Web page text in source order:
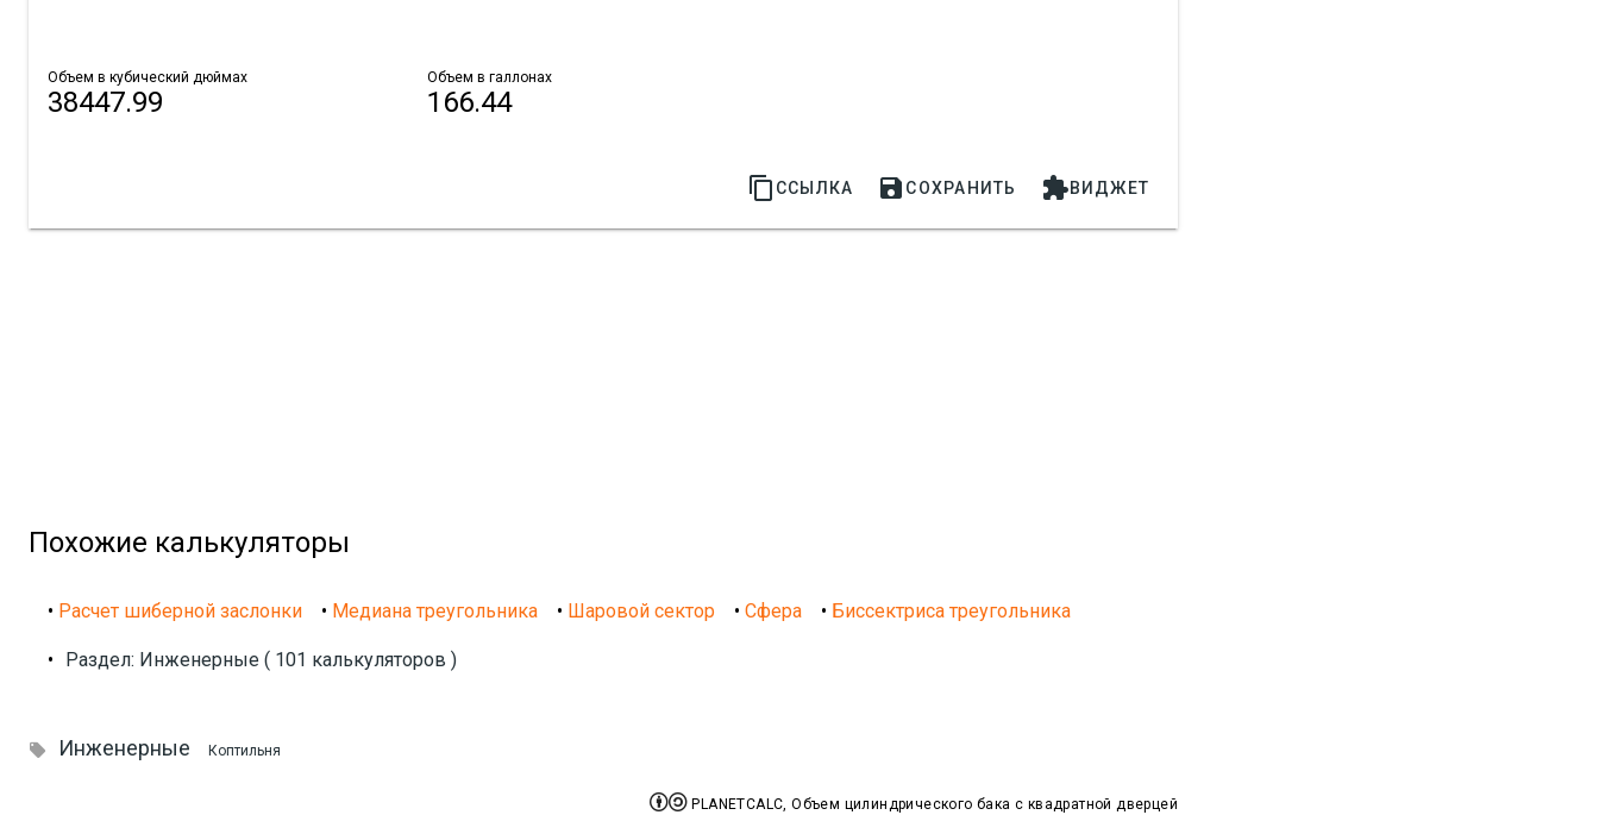
Объем в кубический дюймах
38447.99
Объем в галлонах
166.44
 ССЫЛКА  СОХРАНИТЬ ВИДЖЕТ
Похожие калькуляторы
• Расчет шиберной заслонки • Медиана треугольника • Шаровой сектор • Сфера • Биссектриса треугольника
• Раздел: Инженерные ( 101 калькуляторов )
 Инженерные Коптильня
 PLANETCALC, Объем цилиндрического бака с квадратной дверцей